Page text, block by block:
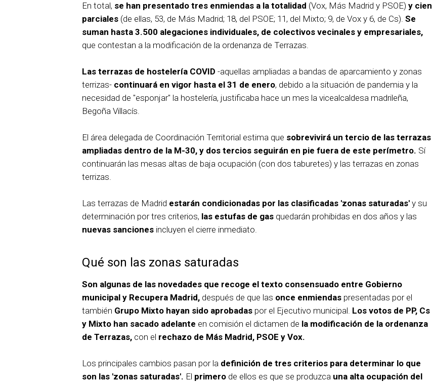
En total, se han presentado tres enmiendas a la totalidad (Vox, Más Madrid y PSOE) y cien
parciales (de ellas, 53, de Más Madrid; 18, del PSOE; 11, del Mixto; 9, de Vox y 6, de Cs). Se
suman hasta 3.500 alegaciones individuales, de colectivos vecinales y empresariales,
que contestan a la modificación de la ordenanza de Terrazas.
Las terrazas de hostelería COVID -aquellas ampliadas a bandas de aparcamiento y zonas
terrizas- continuará en vigor hasta el 31 de enero, debido a la situación de pandemia y la
necesidad de "esponjar" la hostelería, justificaba hace un mes la vicealcaldesa madrileña,
Begoña Villacís.
El área delegada de Coordinación Territorial estima que sobrevivirá un tercio de las terrazas
ampliadas dentro de la M-30, y dos tercios seguirán en pie fuera de este perímetro. Sí
continuarán las mesas altas de baja ocupación (con dos taburetes) y las terrazas en zonas
terrizas.
Las terrazas de Madrid estarán condicionadas por las clasificadas 'zonas saturadas' y su
determinación por tres criterios, las estufas de gas quedarán prohibidas en dos años y las
nuevas sanciones incluyen el cierre inmediato.
Qué son las zonas saturadas
Son algunas de las novedades que recoge el texto consensuado entre Gobierno
municipal y Recupera Madrid, después de que las once enmiendas presentadas por el
también Grupo Mixto hayan sido aprobadas por el Ejecutivo municipal. Los votos de PP, Cs
y Mixto han sacado adelante en comisión el dictamen de la modificación de la ordenanza
de Terrazas, con el rechazo de Más Madrid, PSOE y Vox.
Los principales cambios pasan por la definición de tres criterios para determinar lo que
son las 'zonas saturadas'. El primero de ellos es que se produzca una alta ocupación del